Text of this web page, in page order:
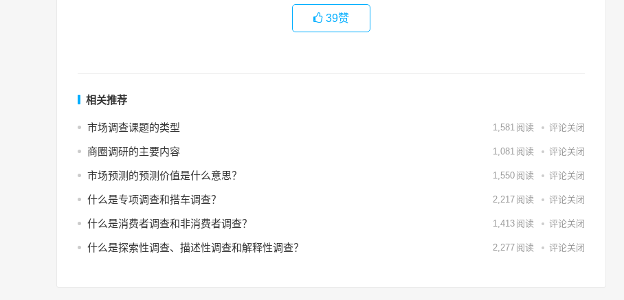
39赞
相关推荐
市场调查课题的类型 1,581 阅读 评论关闭
商圈调研的主要内容 1,081 阅读 评论关闭
市场预测的预测价值是什么意思？ 1,550 阅读 评论关闭
什么是专项调查和搭车调查？ 2,217 阅读 评论关闭
什么是消费者调查和非消费者调查？ 1,413 阅读 评论关闭
什么是探索性调查、描述性调查和解释性调查？ 2,277 阅读 评论关闭